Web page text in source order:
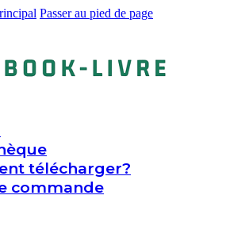
Passer au pied de page
télécharger?
commande